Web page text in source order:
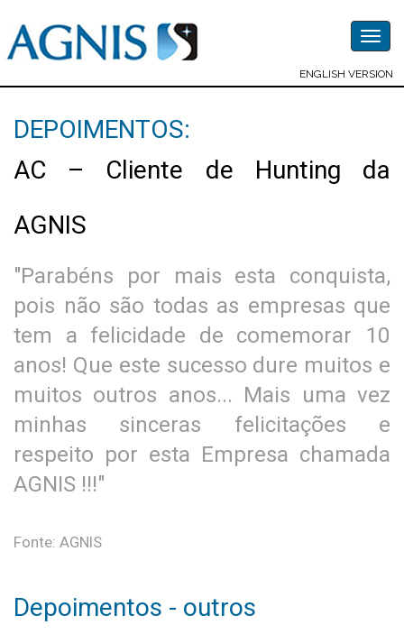
ENGLISH VERSION
DEPOIMENTOS:
AC – Cliente de Hunting da
AGNIS
"Parabéns por mais esta conquista,
pois não são todas as empresas que
tem a felicidade de comemorar 10
anos! Que este sucesso dure muitos e
muitos outros anos... Mais uma vez
minhas sinceras felicitações e
respeito por esta Empresa chamada
AGNIS !!!"
Fonte: AGNIS
Depoimentos - outros